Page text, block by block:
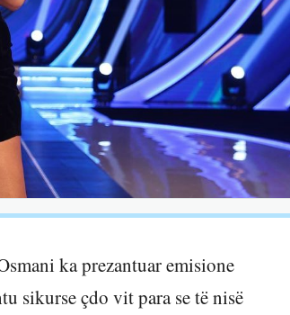
ka prezantuar emisione
sikurse çdo vit para se të nisë